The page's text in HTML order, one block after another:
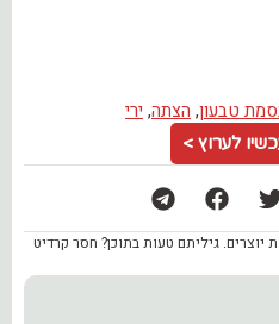
טבעון, הצתה, ירי
לערוץ >
גיליתם טעות בתוכן? חסר קרדיט